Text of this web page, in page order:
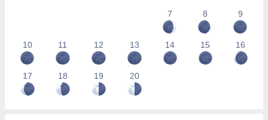
7
8 9
10 11 12 13 14 15 16
17 18 19 20